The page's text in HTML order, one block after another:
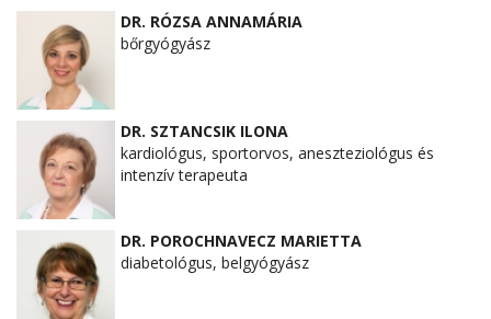
DR. RÓZSA ANNAMÁRIA
bőrgyógyász
DR. SZTANCSIK ILONA
kardiológus, sportorvos, aneszteziológus és
intenzív terapeuta
DR. POROCHNAVECZ MARIETTA
diabetológus, belgyógyász